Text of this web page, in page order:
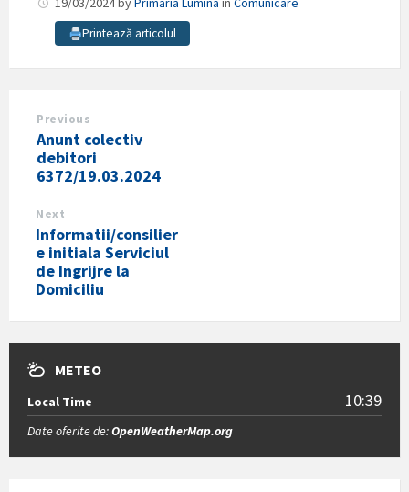
Printează articolul
Previous
Anunt colectiv
debitori
6372/19.03.2024
Next
Informatii/consilier
e initiala Serviciul
de Ingrijre la
Domiciliu
METEO
Local Time 10:39
Date oferite de:OpenWeatherMap.org